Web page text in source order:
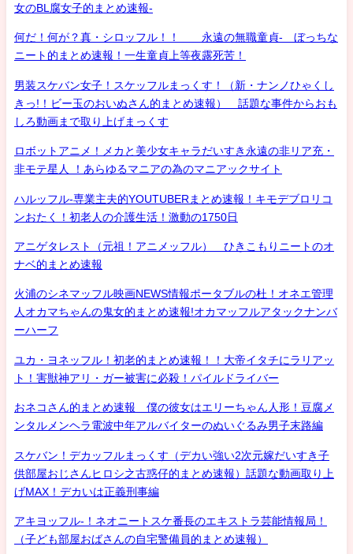
女のBL腐女子的まとめ速報-
何だ！何が？真・シロッフル！！ 永遠の無職童貞- ぼっちな
ニート的まとめ速報！一生童貞上等夜露死苦！
男装スケバン女子！スケッフルまっくす！（新・ナンノひゃくし
きっ!！ビー玉のおいぬさん的まとめ速報） 話題な事件からおも
しろ動画まで取り上げまっくす
ロボットアニメ！メカと美少女キャラだいすき永遠の非リア充・
非モテ星人 ！あらゆるマニアの為のマニアックサイト
ハルッフル-専業主夫的YOUTUBERまとめ速報！キモデブロリコ
ンおたく！初老人の介護生活！激動の1750日
アニゲタレスト（元祖！アニメッフル） ひきこもりニートのオ
ナベ的まとめ速報
火浦のシネマッフル映画NEWS情報ポータブルの杜！オネエ管理
人オカマちゃんの鬼女的まとめ速報!オカマッフルアタックナンバ
ーハーフ
ユカ・ヨネッフル！初老的まとめ速報！！大帝イタチにラリアッ
ト！害獣神アリ・ガー被害に必殺！パイルドライバー
おネコさん的まとめ速報 僕の彼女はエリーちゃん人形！豆腐メ
ンタルメンヘラ電波中年アルバイターのぬいぐるみ男子末路編
スケバン！デカッフルまっくす（デカい強い2次元嫁だいすき子
供部屋おじさんヒロシ之古惑仔的まとめ速報）話題な動画取り上
げMAX！デカいは正義刑事編
アキヨッフル-！ネオニートスケ番長のエキストラ芸能情報局！
（子ども部屋おばさんの自宅警備員的まとめ速報）